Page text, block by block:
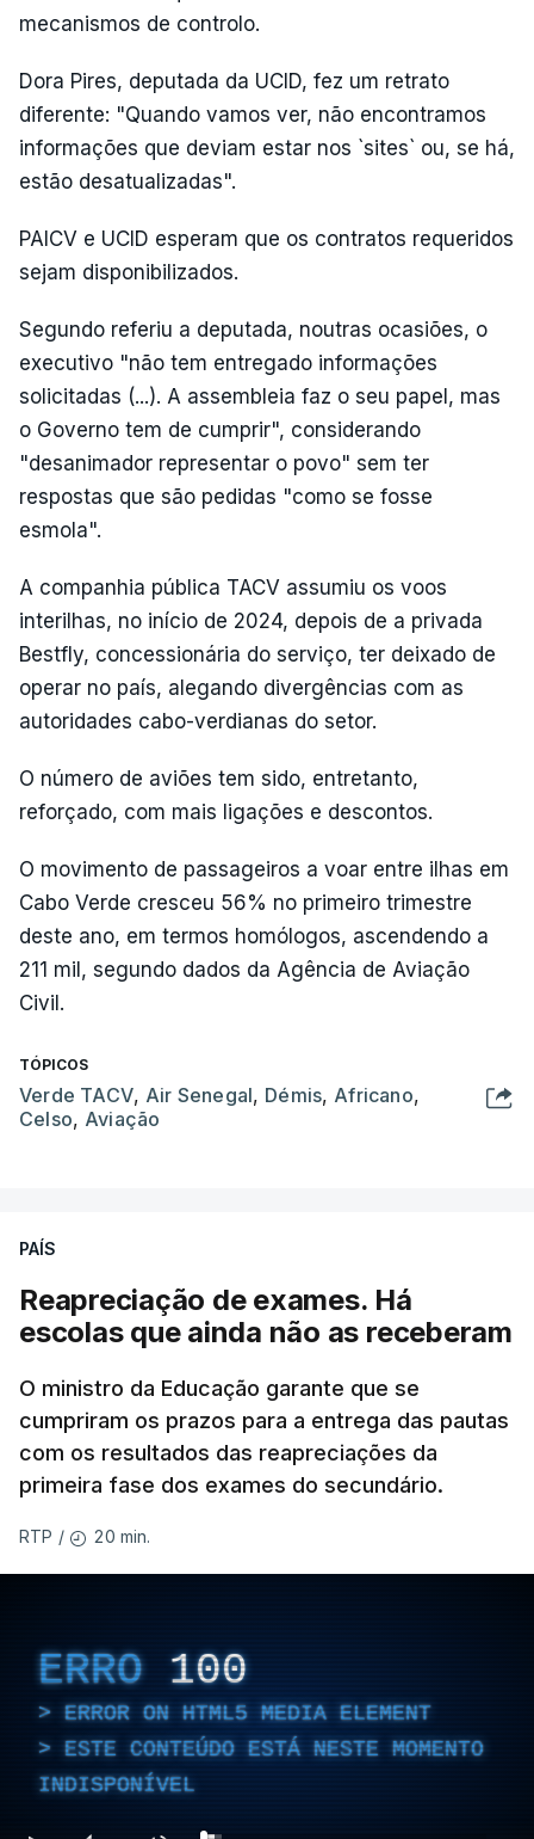
mecanismos de controlo.
Dora Pires, deputada da UCID, fez um retrato
diferente: "Quando vamos ver, não encontramos
informações que deviam estar nos `sites` ou, se há,
estão desatualizadas".
PAICV e UCID esperam que os contratos requeridos
sejam disponibilizados.
Segundo referiu a deputada, noutras ocasiões, o
executivo "não tem entregado informações
solicitadas (...). A assembleia faz o seu papel, mas
o Governo tem de cumprir", considerando
"desanimador representar o povo" sem ter
respostas que são pedidas "como se fosse
esmola".
A companhia pública TACV assumiu os voos
interilhas, no início de 2024, depois de a privada
Bestfly, concessionária do serviço, ter deixado de
operar no país, alegando divergências com as
autoridades cabo-verdianas do setor.
O número de aviões tem sido, entretanto,
reforçado, com mais ligações e descontos.
O movimento de passageiros a voar entre ilhas em
Cabo Verde cresceu 56% no primeiro trimestre
deste ano, em termos homólogos, ascendendo a
211 mil, segundo dados da Agência de Aviação
Civil.
TÓPICOS
Verde TACV, Air Senegal, Démis, Africano,
Celso, Aviação
PAÍS
Reapreciação de exames. Há
escolas que ainda não as receberam
O ministro da Educação garante que se
cumpriram os prazos para a entrega das pautas
com os resultados das reapreciações da
primeira fase dos exames do secundário.
RTP / 20 min.
ERRO 100
ERROR ON HTML5 MEDIA ELEMENT
ESTE CONTEÚDO ESTÁ NESTE MOMENTO
INDISPONÍVEL